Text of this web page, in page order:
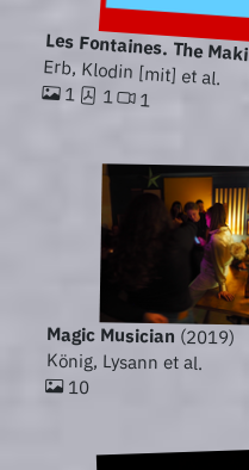
Les Fontaines. The
Erb, Klodin [mit] et al.
1 1 1
Magic Musician (2019)
König, Lysann et al.
10